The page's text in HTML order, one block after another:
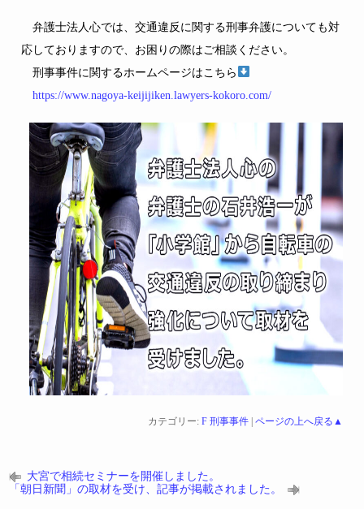
弁護士法人心では、交通違反に関する刑事弁護についても対
応しておりますので、お困りの際はご相談ください。
刑事事件に関するホームページはこちら
https://www.nagoya-keijijiken.lawyers-kokoro.com/
カテゴリー: F 刑事事件| ページの上へ戻る▲
大宮で相続セミナーを開催しました。
「朝日新聞」の取材を受け、記事が掲載されました。